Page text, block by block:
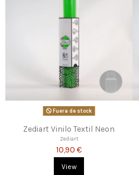
Fuera de stock
Zediart Vinilo Textil Neon
Zediart
10,90 €
View